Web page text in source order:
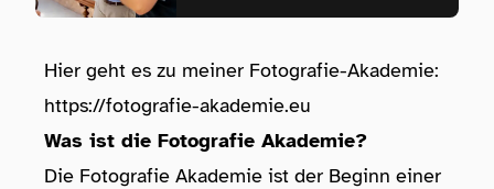
Hier geht es zu meiner Fotografie-Akademie:
https://fotografie-akademie.eu
Was ist die Fotografie Akademie?
Die Fotografie Akademie ist der Beginn einer